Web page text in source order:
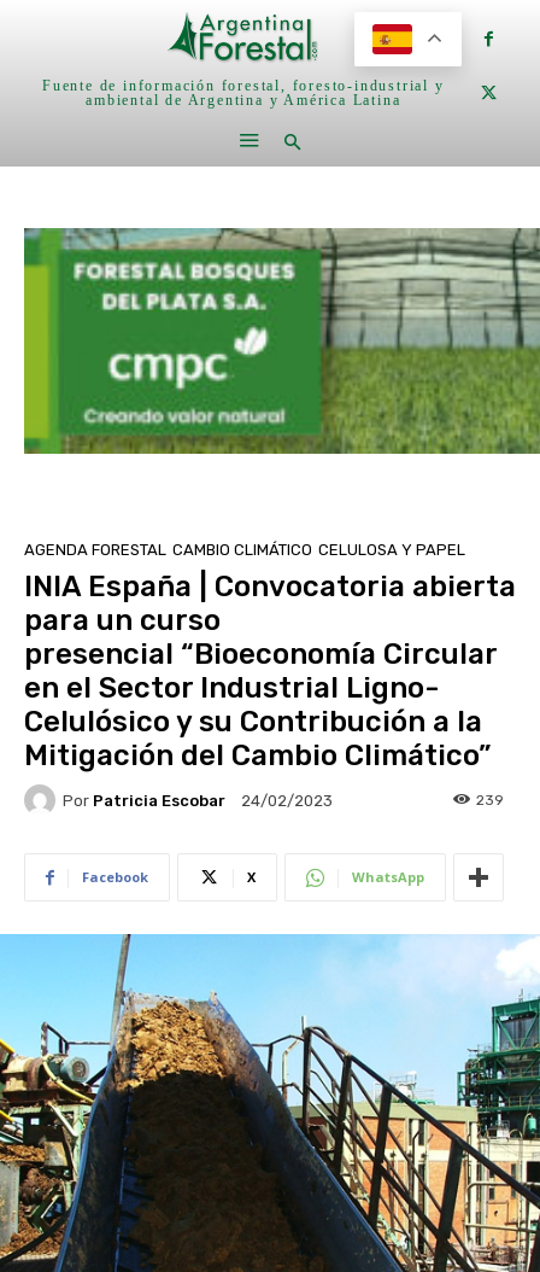
Fuente de información forestal, foresto-industrial y
ambiental de Argentina y América Latina
AGENDA FORESTAL CAMBIO CLIMÁTICO CELULOSA Y PAPEL
INIA España | Convocatoria abierta
para un curso
presencial “Bioeconomía Circular
en el Sector Industrial Ligno-
Celulósico y su Contribución a la
Mitigación del Cambio Climático”
Por Patricia Escobar 24/02/2023 239
Facebook X WhatsApp